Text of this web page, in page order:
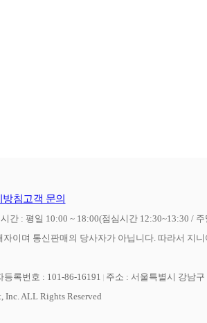
방침고객 문의
간 : 평일 10:00 ~ 18:00(점심시간 12:30~13:30 /
이며 통신판매의 당사자가 아닙니다. 따라서 지
등록번호 : 101-86-16191
주소 : 서울특별시 강남
Inc. ALL Rights Reserved